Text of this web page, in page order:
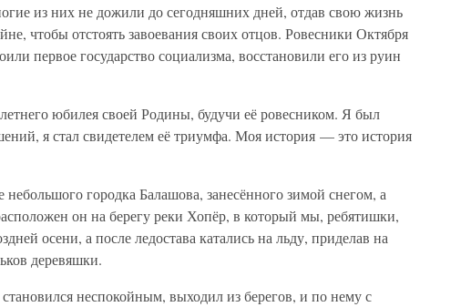
из них не дожили до сегодняшних дней, отдав свою жизнь
чтобы отстоять завоевания своих отцов. Ровесники Октября
первое государство социализма, восстановили его из руин
юбилея своей Родины, будучи её ровесником. Я был
я стал свидетелем её триумфа. Моя история — это история
городка Балашова, занесённого зимой снегом, а
он на берегу реки Хопёр, в который мы, ребятишки,
осени, а после ледостава катались на льду, приделав на
деревяшки.
неспокойным, выходил из берегов, и по нему с